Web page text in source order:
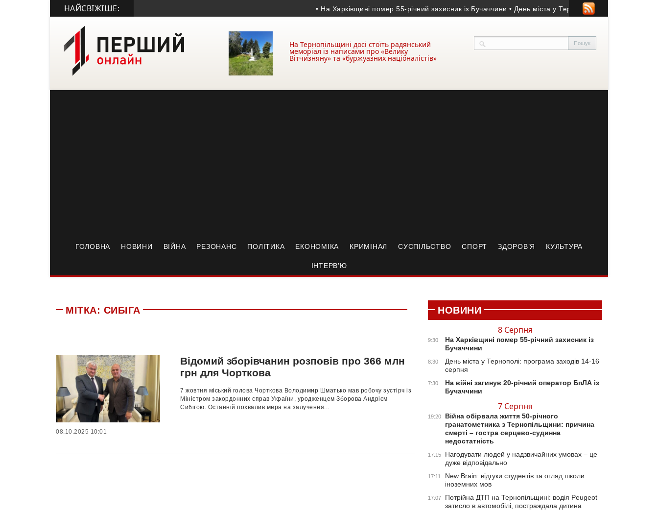
НАЙСВІЖІШЕ: • На Харківщині помер 55-річний захисник із Бучаччини • День міста у Тернополі: програма заходів 14-
На Тернопільщині досі стоїть радянський
меморіал із написами про «Велику
Вітчизняну» та «буржуазних націоналістів»
ГОЛОВНА НОВИНИ ВІЙНА РЕЗОНАНС ПОЛІТИКА ЕКОНОМІКА КРИМІНАЛ СУСПІЛЬСТВО СПОРТ ЗДОРОВ’Я КУЛЬТУРА
ІНТЕРВ’Ю
МІТКА: СИБІГА
Відомий зборівчанин розповів про 366 млн
грн для Чорткова
7 жовтня міський голова Чорткова Володимир Шматько мав робочу зустірч із
Міністром закордонних справ України, уродженцем Зборова Андрієм
Сибігою. Останній похвалив мера на залучення...
08.10.2025 10:01
НОВИНИ
8 Серпня
9:30
На Харківщині помер 55-річний захисник із
Бучаччини
8:30
День міста у Тернополі: програма заходів 14-16
серпня
7:30
На війні загинув 20-річний оператор БпЛА із
Бучаччини
7 Серпня
19:20
Війна обірвала життя 50-річного
гранатометника з Тернопільщини: причина
смерті – гостра серцево-судинна
недостатність
17:15
Нагодувати людей у надзвичайних умовах – це
дуже відповідально
17:11
New Brain: відгуки студентів та огляд школи
іноземних мов
17:07
Потрійна ДТП на Тернопільщині: водія Peugeot
затисло в автомобілі, постраждала дитина